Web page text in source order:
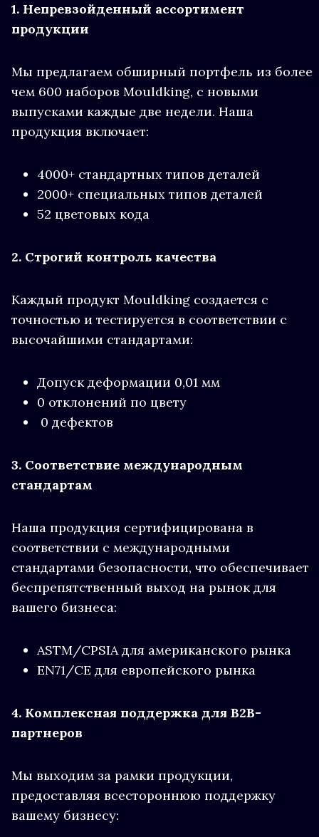
1. Непревзойденный ассортимент
продукции
Мы предлагаем обширный портфель из более
чем 600 наборов Mouldking, с новыми
выпусками каждые две недели. Наша
продукция включает:
4000+ стандартных типов деталей
2000+ специальных типов деталей
52 цветовых кода
2. Строгий контроль качества
Каждый продукт Mouldking создается с
точностью и тестируется в соответствии с
высочайшими стандартами:
Допуск деформации 0,01 мм
0 отклонений по цвету
0 дефектов
3. Соответствие международным
стандартам
Наша продукция сертифицирована в
соответствии с международными
стандартами безопасности, что обеспечивает
беспрепятственный выход на рынок для
вашего бизнеса:
ASTM/CPSIA для американского рынка
EN71/CE для европейского рынка
4. Комплексная поддержка для B2B-
партнеров
Мы выходим за рамки продукции,
предоставляя всестороннюю поддержку
вашему бизнесу: